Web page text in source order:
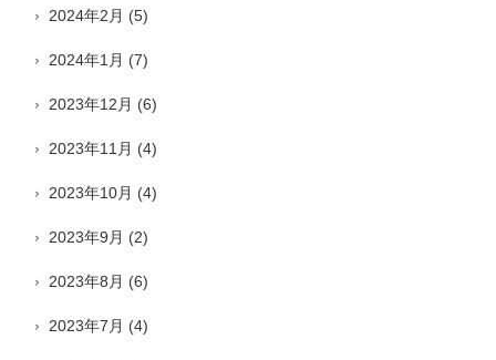
2024年2月 (5)
2024年1月 (7)
2023年12月 (6)
2023年11月 (4)
2023年10月 (4)
2023年9月 (2)
2023年8月 (6)
2023年7月 (4)